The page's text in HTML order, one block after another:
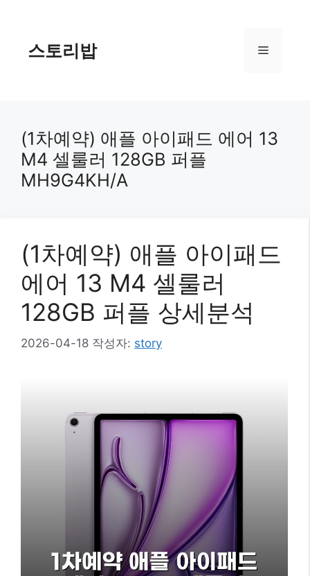
스토리밥 메
(1차예약) 애플 아이패드 에어 13
M4 셀룰러 128GB 퍼플
MH9G4KH/A
(1차예약) 애플 아이패드
에어 13 M4 셀룰러
128GB 퍼플 상세분석
2026-04-18 작성자: story